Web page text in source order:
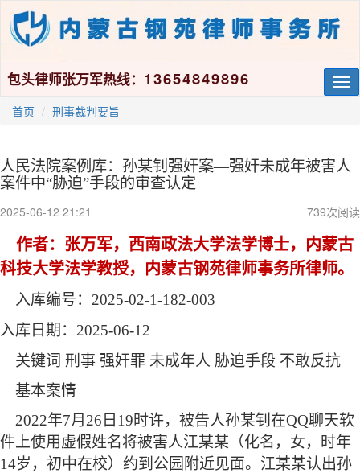
包头律师张万军热线： 13654849896
首页 刑事裁判要旨
人民法院案例库：孙某钊强奸案—强奸未成年被害人
案件中“胁迫”手段的审查认定
2025-06-12 21:21 739次阅读
作者：张万军，西南政法大学法学博士，内蒙古
科技大学法学教授，内蒙古钢苑律师事务所律师。
入库编号： 2025-02-1-182-003
入库日期： 2025-06-12
关键词 刑事 强奸罪 未成年人 胁迫手段 不敢反抗
基本案情
2022年7月26日19时许，被告人孙某钊在QQ聊天软
件上使用虚假姓名将被害人江某某（化名，女，时年
14岁，初中在校）约到公园附近见面。江某某认出孙